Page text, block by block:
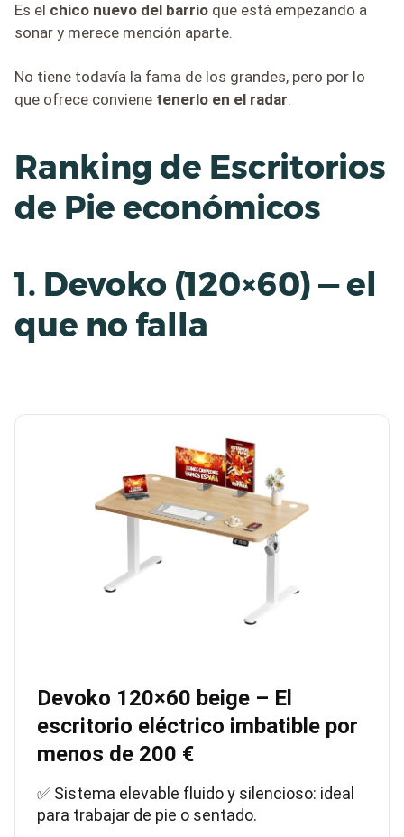
Es el chico nuevo del barrio que está empezando a
sonar y merece mención aparte.
No tiene todavía la fama de los grandes, pero por lo
que ofrece conviene tenerlo en el radar.
Ranking de Escritorios
de Pie económicos
1. Devoko (120×60) — el
que no falla
Devoko 120×60 beige – El
escritorio eléctrico imbatible por
menos de 200 €
✅ Sistema elevable fluido y silencioso: ideal
para trabajar de pie o sentado.